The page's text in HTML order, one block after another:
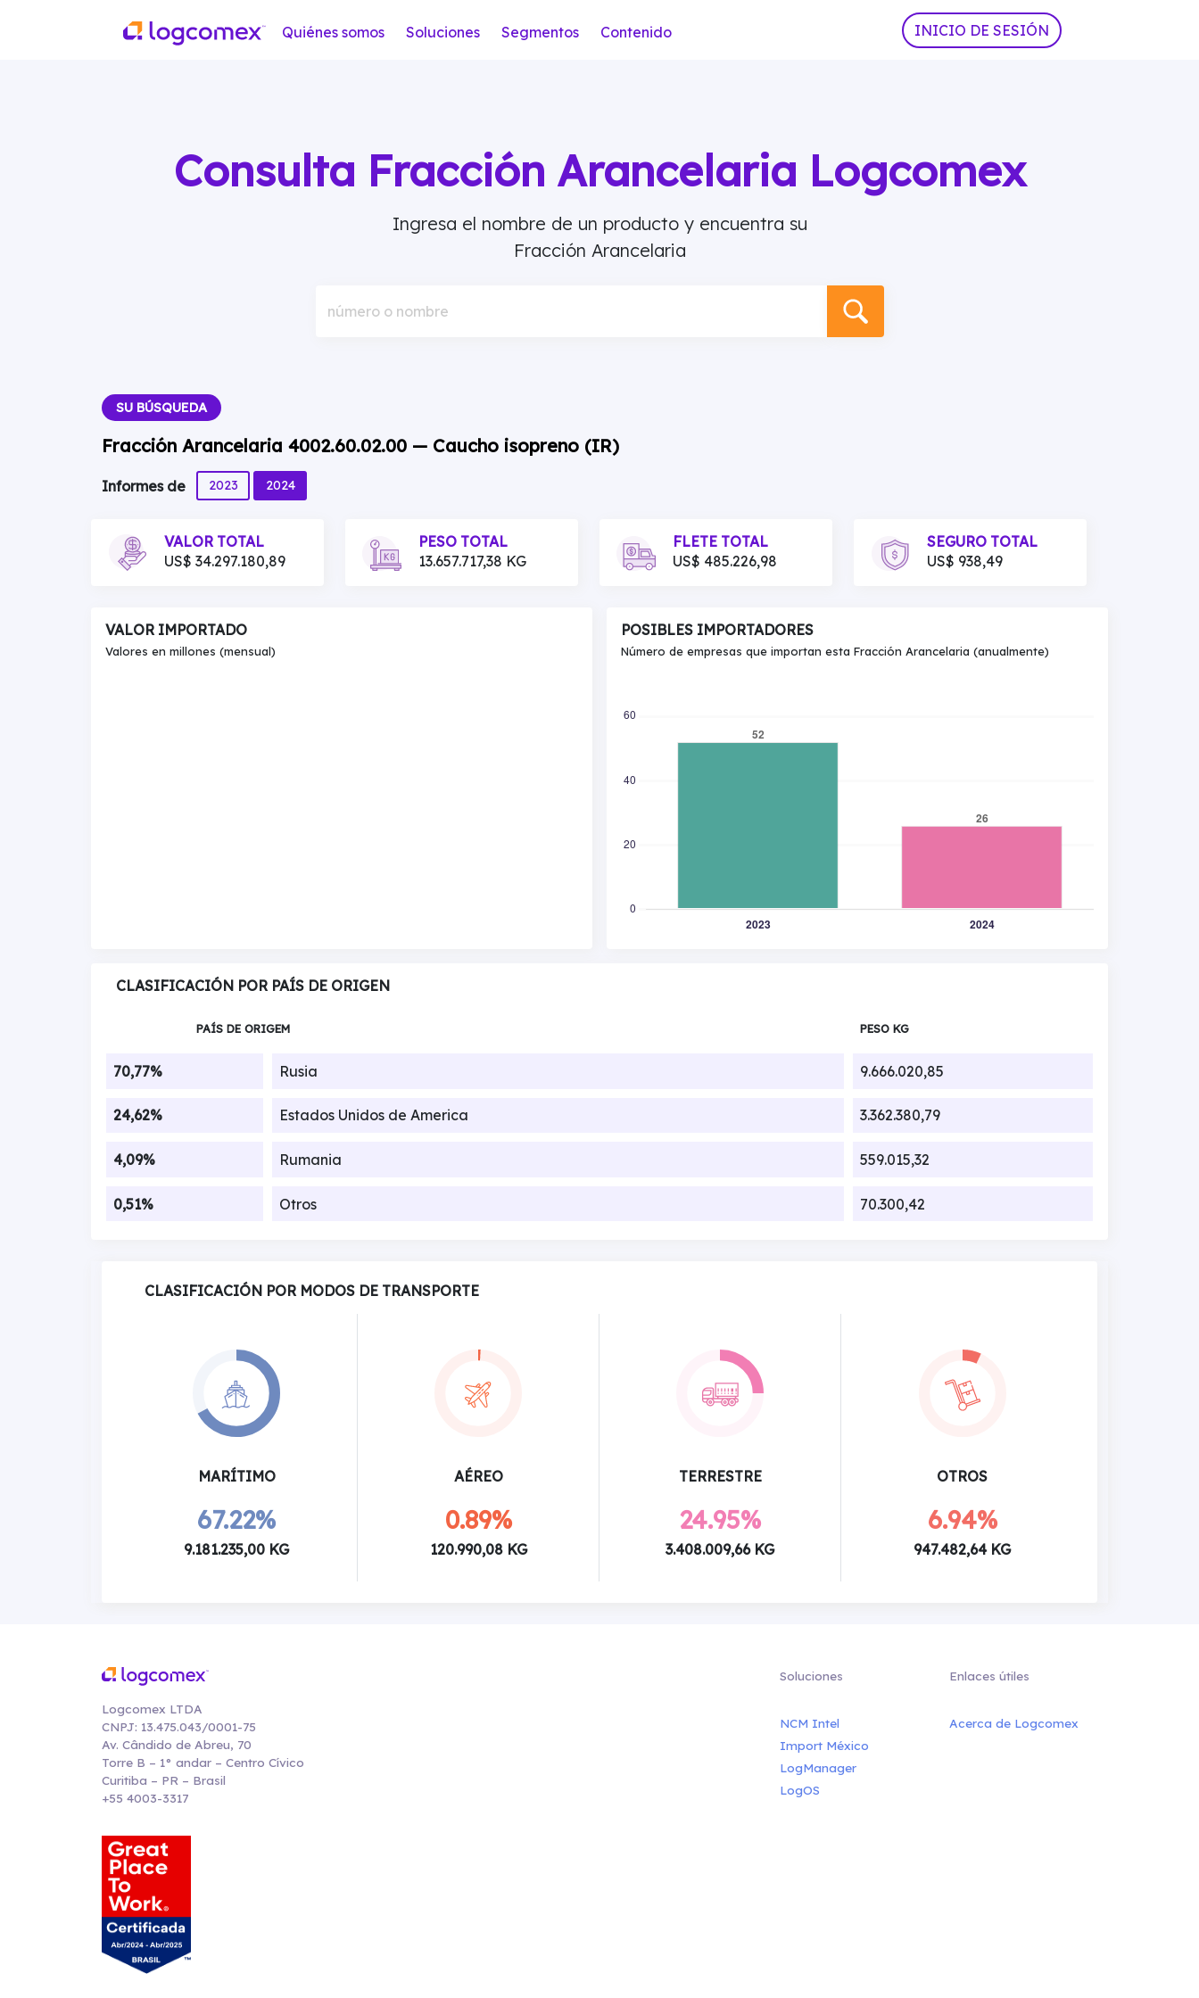
Quiénes somos Soluciones Segmentos Contenido INICIO DE SESIÓN
Consulta Fracción Arancelaria Logcomex
Ingresa el nombre de un producto y encuentra su
Fracción Arancelaria
número o nombre
SU BÚSQUEDA
Fracción Arancelaria 4002.60.02.00 — Caucho isopreno (IR)
Informes de 2023 2024
VALOR TOTAL
US$ 34.297.180,89
PESO TOTAL
13.657.717,38 KG
FLETE TOTAL
US$ 485.226,98
SEGURO TOTAL
US$ 938,49
VALOR IMPORTADO
Valores en millones (mensual)
POSIBLES IMPORTADORES
Número de empresas que importan esta Fracción Arancelaria (anualmente)
CLASIFICACIÓN POR PAÍS DE ORIGEN
PAÍS DE ORIGEM PESO KG
70,77% Rusia 9.666.020,85
24,62% Estados Unidos de America 3.362.380,79
4,09% Rumania 559.015,32
0,51% Otros 70.300,42
CLASIFICACIÓN POR MODOS DE TRANSPORTE
MARÍTIMO
67.22%
9.181.235,00 KG
AÉREO
0.89%
120.990,08 KG
TERRESTRE
24.95%
3.408.009,66 KG
OTROS
6.94%
947.482,64 KG
Logcomex LTDA
CNPJ: 13.475.043/0001-75
Av. Cândido de Abreu, 70
Torre B – 1° andar – Centro Cívico
Curitiba – PR – Brasil
+55 4003-3317
Soluciones
NCM Intel
Import México
LogManager
LogOS
Enlaces útiles
Acerca de Logcomex